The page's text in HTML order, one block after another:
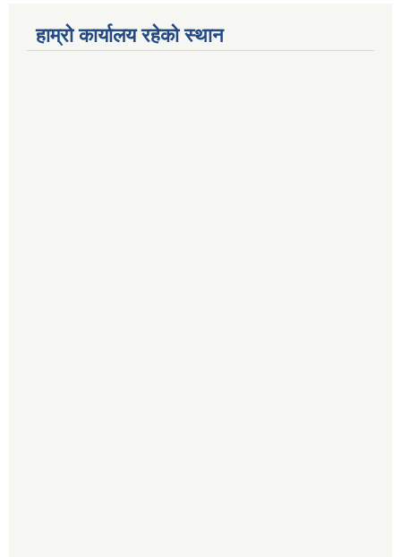
हाम्रो कार्यालय रहेको स्थान